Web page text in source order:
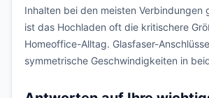
Inhalten bei den meisten Verbindungen
ist das Hochladen oft die kritischere
Homeoffice-Alltag. Glasfaser-
symmetrische Geschwindigkeiten in